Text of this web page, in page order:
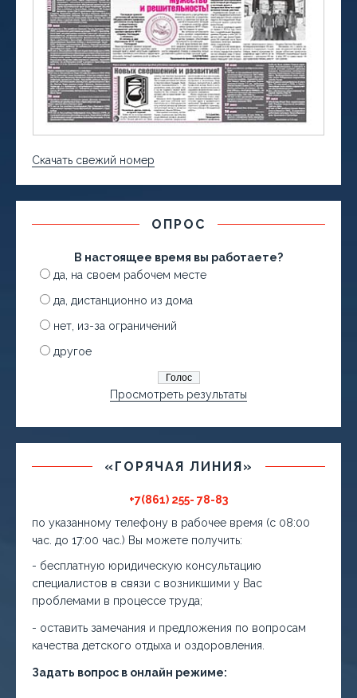
Скачать свежий номер
ОПРОС
В настоящее время вы работаете?
да, на своем рабочем месте
да, дистанционно из дома
нет, из-за ограничений
другое
Просмотреть результаты
«ГОРЯЧАЯ ЛИНИЯ»
+7(861) 255- 78-83
по указанному телефону в рабочее время (с 08:00
час. до 17:00 час.) Вы можете получить:
- бесплатную юридическую консультацию
специалистов в связи с возникшими у Вас
проблемами в процессе труда;
- оставить замечания и предложения по вопросам
качества детского отдыха и оздоровления.
Задать вопрос в онлайн режиме: